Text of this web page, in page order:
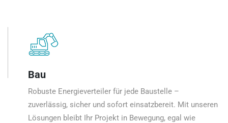
Bau
Robuste Energieverteiler für jede Baustelle –
zuverlässig, sicher und sofort einsatzbereit. Mit unseren
Lösungen bleibt Ihr Projekt in Bewegung, egal wie